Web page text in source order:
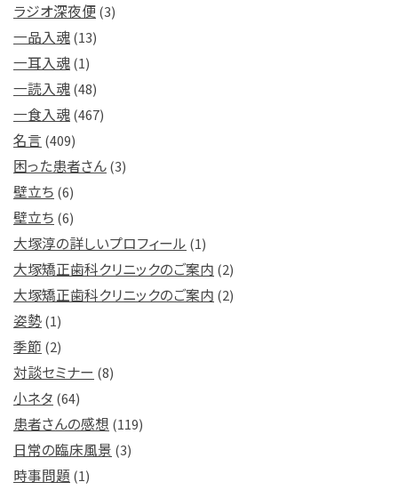
ラジオ深夜便(3)
一品入魂(13)
一耳入魂(1)
一読入魂(48)
一食入魂(467)
名言 (409)
困った患者さん(3)
壁立ち (6)
壁立ち (6)
大塚淳の詳しいプロフィール (1)
大塚矯正歯科クリニックのご案内 (2)
大塚矯正歯科クリニックのご案内 (2)
姿勢(1)
季節 (2)
対談セミナー (8)
小ネタ (64)
患者さんの感想 (119)
日常の臨床風景 (3)
時事問題 (1)